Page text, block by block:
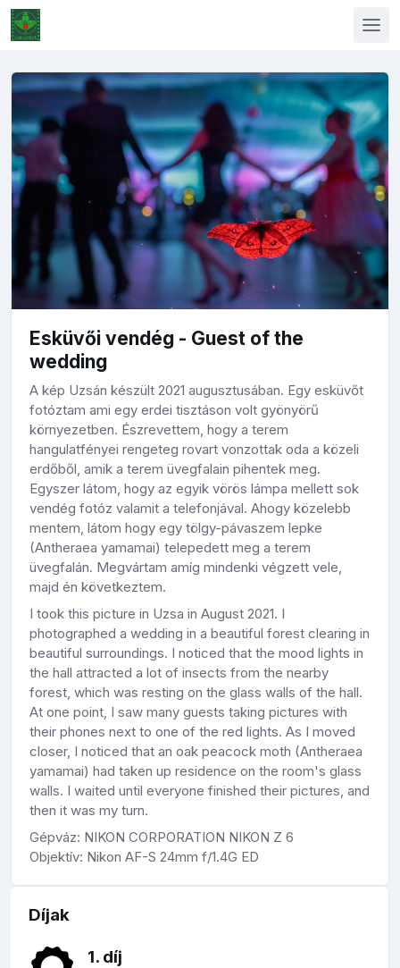
Esküvői vendég - Guest of the
wedding
A kép Uzsán készült 2021 augusztusában. Egy esküvőt
fotóztam ami egy erdei tisztáson volt gyönyörű
környezetben. Észrevettem, hogy a terem
hangulatfényei rengeteg rovart vonzottak oda a közeli
erdőből, amik a terem üvegfalain pihentek meg.
Egyszer látom, hogy az egyik vörös lámpa mellett sok
vendég fotóz valamit a telefonjával. Ahogy közelebb
mentem, látom hogy egy tölgy-pávaszem lepke
(Antheraea yamamai) telepedett meg a terem
üvegfalán. Megvártam amíg mindenki végzett vele,
majd én következtem.
I took this picture in Uzsa in August 2021. I
photographed a wedding in a beautiful forest clearing in
beautiful surroundings. I noticed that the mood lights in
the hall attracted a lot of insects from the nearby
forest, which was resting on the glass walls of the hall.
At one point, I saw many guests taking pictures with
their phones next to one of the red lights. As I moved
closer, I noticed that an oak peacock moth (Antheraea
yamamai) had taken up residence on the room's glass
walls. I waited until everyone finished their pictures, and
then it was my turn.
Gépváz: NIKON CORPORATION NIKON Z 6
Objektív: Nikon AF-S 24mm f/1.4G ED
Díjak
1. díj